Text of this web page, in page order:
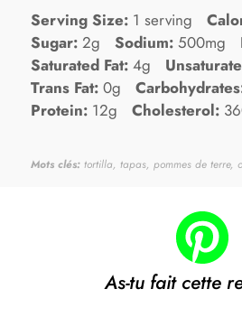
Serving Size: 1 serving
Sugar: 2g Sodium: 500mg
Saturated Fat: 4g
Trans Fat: 0g
Protein: 12g Cholesterol:
Mots clés: tortilla, tapas, pommes de terre,
As-tu fait cette